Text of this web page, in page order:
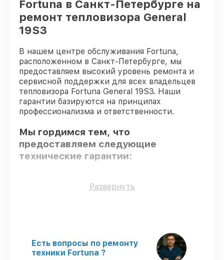
Fortuna в Санкт-Петербурге на
ремонт тепловизора General
19S3
В нашем центре обслуживания Fortuna,
расположенном в Санкт-Петербурге, мы
предоставляем высокий уровень ремонта и
сервисной поддержки для всех владельцев
тепловизора Fortuna General 19S3. Наши
гарантии базируются на принципах
профессионализма и ответственности.
Мы гордимся тем, что
предоставляем следующие
технические гарантии:
Использование оригинальных
подтверждает их уровень мастерства.
Соблюдение сроков восстановления
Развернуть
Есть вопросы по ремонту
техники Fortuna ?